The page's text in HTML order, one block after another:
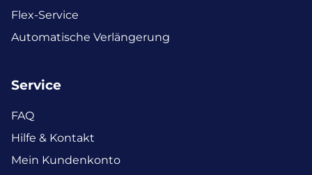
Flex-Service
Automatische Verlängerung
Service
FAQ
Hilfe & Kontakt
Mein Kundenkonto